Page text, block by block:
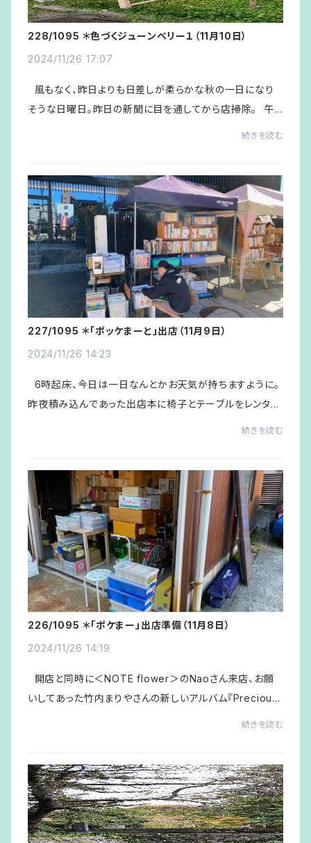
228/1095 ＊色づくジューンベリー１（11月10日）
2024/11/26 17:07
風もなく、昨日よりも日差しが柔らかな秋の一日になり
そうな日曜日。昨日の新聞に目を通してから店掃除。 午
続きを読む
227/1095 ＊「ポッケまーと」出店（11月9日）
2024/11/26 14:23
6時起床、今日は一日なんとかお天気が持ちますように。
昨夜積み込んであった出店本に椅子とテーブルをレンタカ
続きを読む
226/1095 ＊「ポケまー」出店準備（11月8日）
2024/11/26 14:19
開店と同時に＜NOTE flower＞のNaoさん来店、お願
いしてあった竹内まりやさんの新しいアルバム『Precious
続きを読む